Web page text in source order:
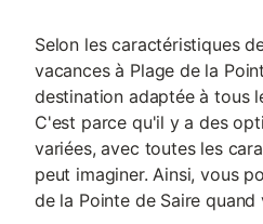
Selon les caractéristiques
vacances à Plage de la
destination adaptée à tous
C'est parce qu'il y a des
variées, avec toutes les
peut imaginer. Ainsi, vous
de la Pointe de Saire quand